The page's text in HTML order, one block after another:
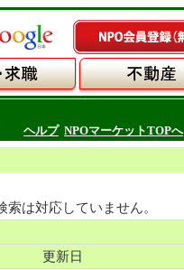
ヘルプ NPOマーケットTOPへ
は対応していません。
更新日